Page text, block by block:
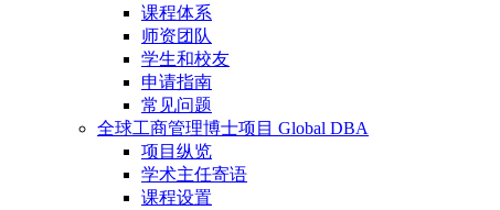
课程体系
师资团队
学生和校友
申请指南
常见问题
全球工商管理博士项目 Global DBA
项目纵览
学术主任寄语
课程设置